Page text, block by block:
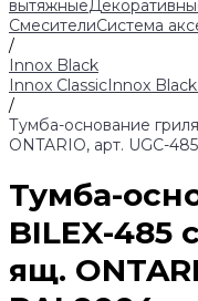
вытяжные
СмесителиСистема
/
Innox Black
Innox ClassicInnox Black
/
Тумба-основание
ONTARIO, арт. UGC-
Тумба-
BILEX-485
ящ.